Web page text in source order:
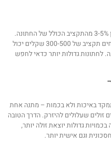
תקציב הגיוני למתנות לאורחים הוא בין 3-5% מהתקציב הכולל של החתונה.
לדוגמה, לחתונה קטנה של כ-100 אורחים תקציב של 300-500 שקלים יכול
למתנה. לחתונות גדולות יותר כדאי לחפש
באיכות ולא בכמות – מתנה אחת
שעלולים להיזרק. הדרך הטובה
גדולות יוצאת זולה יותר,
וגם אישית יותר.